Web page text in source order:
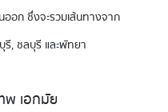
อก ซึ่งจะรวมเส้นทางจาก
รี, ชลบุรี และพัทยา
พ เอกมัย